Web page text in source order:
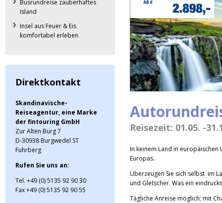
Busrundreise zauberhaftes
Island
Insel aus Feuer & Eis
komfortabel erleben
Direktkontakt
Skandinavische-
Reiseagentur, eine Marke
der fintouring GmbH
Zur Alten Burg 7
D-30938 Burgwedel ST
Fuhrberg
Rufen Sie uns an:
Tel. +49 (0) 5135 92 90 30
Fax +49 (0) 5135 92 90 55
Reisezeit: 01.05. -
In keinem Land in
Europas.
Überzeugen Sie sich selbst im
und Gletscher. Was ein
Tägliche Anreise möglich; mit